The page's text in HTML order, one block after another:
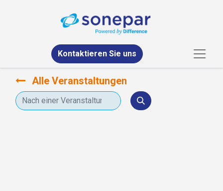
Kontaktieren Sie uns
Alle Veranstaltungen